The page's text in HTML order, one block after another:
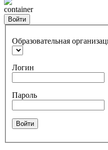
container
Войти
Образовательная
Логин
Пароль
Войти